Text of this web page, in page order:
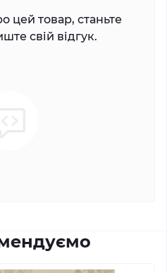
цей товар, станьте
свій відгук.